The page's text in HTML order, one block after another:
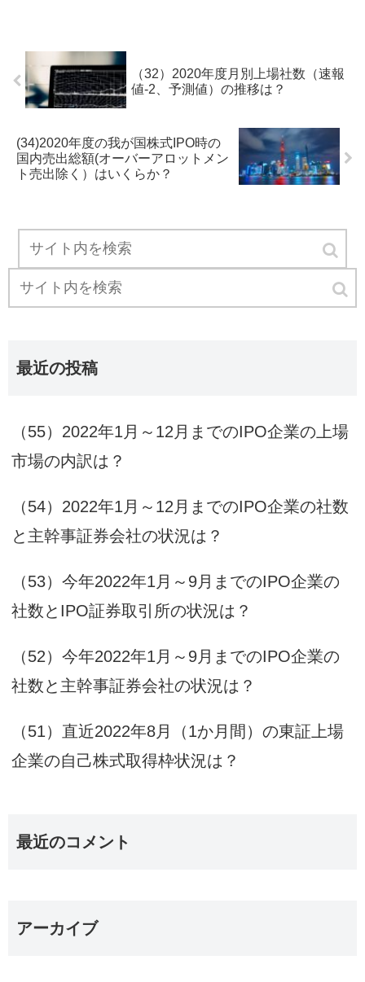
（32）2020年度月別上場社数（速報
値-2、予測値）の推移は？
(34)2020年度の我が国株式IPO時の
国内売出総額(オーバーアロットメン
ト売出除く）はいくらか？
最近の投稿
（55）2022年1月～12月までのIPO企業の上場
市場の内訳は？
（54）2022年1月～12月までのIPO企業の社数
と主幹事証券会社の状況は？
（53）今年2022年1月～9月までのIPO企業の
社数とIPO証券取引所の状況は？
（52）今年2022年1月～9月までのIPO企業の
社数と主幹事証券会社の状況は？
（51）直近2022年8月（1か月間）の東証上場
企業の自己株式取得枠状況は？
最近のコメント
アーカイブ